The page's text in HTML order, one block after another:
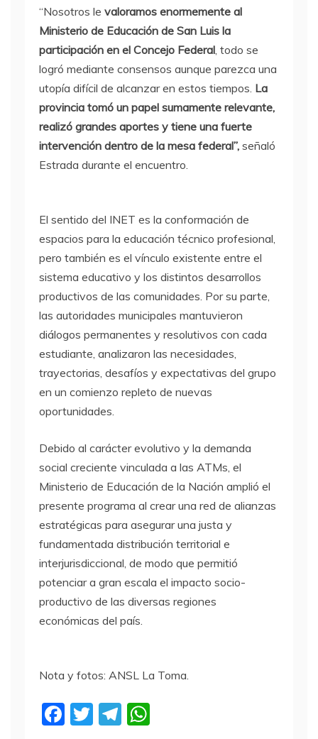
“Nosotros le valoramos enormemente al
Ministerio de Educación de San Luis la
participación en el Concejo Federal, todo se
logró mediante consensos aunque parezca una
utopía difícil de alcanzar en estos tiempos. La
provincia tomó un papel sumamente relevante,
realizó grandes aportes y tiene una fuerte
intervención dentro de la mesa federal”, señaló
Estrada durante el encuentro.
El sentido del INET es la conformación de
espacios para la educación técnico profesional,
pero también es el vínculo existente entre el
sistema educativo y los distintos desarrollos
productivos de las comunidades. Por su parte,
las autoridades municipales mantuvieron
diálogos permanentes y resolutivos con cada
estudiante, analizaron las necesidades,
trayectorias, desafíos y expectativas del grupo
en un comienzo repleto de nuevas
oportunidades.
Debido al carácter evolutivo y la demanda
social creciente vinculada a las ATMs, el
Ministerio de Educación de la Nación amplió el
presente programa al crear una red de alianzas
estratégicas para asegurar una justa y
fundamentada distribución territorial e
interjurisdiccional, de modo que permitió
potenciar a gran escala el impacto socio-
productivo de las diversas regiones
económicas del país.
Nota y fotos: ANSL La Toma.
F
T
T